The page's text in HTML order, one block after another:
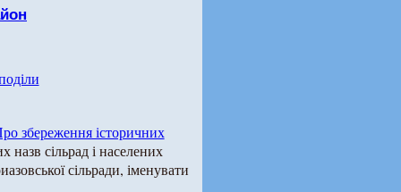
збереження історичних
назв сільрад і населених
сільради, іменувати